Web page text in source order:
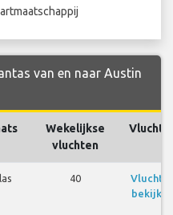
van en naar Austin
Wekelijkse
vluchten
40